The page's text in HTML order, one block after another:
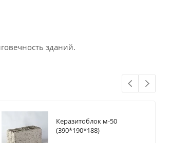
зданий.
Керазитоблок м-50
(390*190*188)